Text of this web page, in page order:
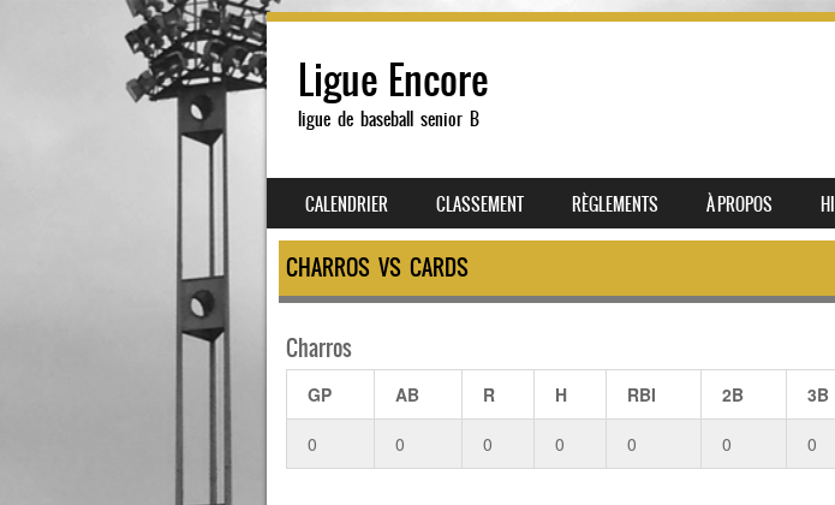
Ligue Encore
ligue de baseball senior B
MENU
SKIP TO CONTENT
CALENDRIER CLASSEMENT RÈGLEMENTS À PROPOS
CHARROS VS CARDS
Charros
GP AB R H RBI 2B 3B
0 0 0 0 0 0 0